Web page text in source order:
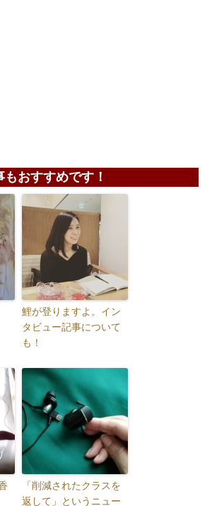
おすすめです！
鯉が登りますよ。イン
タビュー記事について
も！
「削減されたクラスを
返して」というニュー